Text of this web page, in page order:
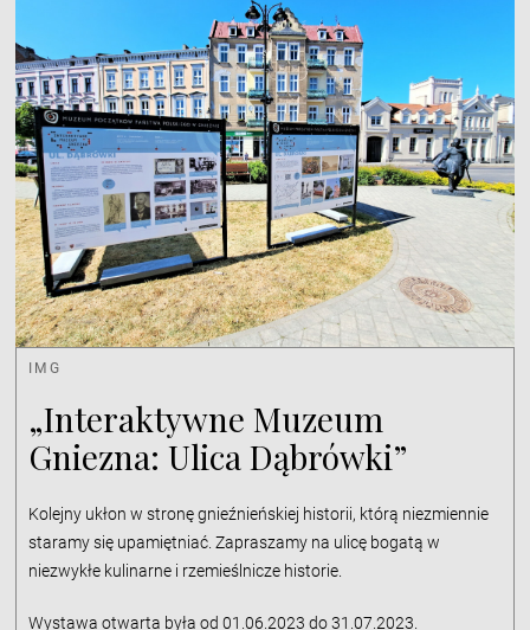
IMG
„Interaktywne Muzeum
Gniezna: Ulica Dąbrówki”
Kolejny ukłon w stronę gnieźnieńskiej historii, którą niezmiennie
staramy się upamiętniać. Zapraszamy na ulicę bogatą w
niezwykłe kulinarne i rzemieślnicze historie.
Wystawa otwarta była od 01.06.2023 do 31.07.2023.